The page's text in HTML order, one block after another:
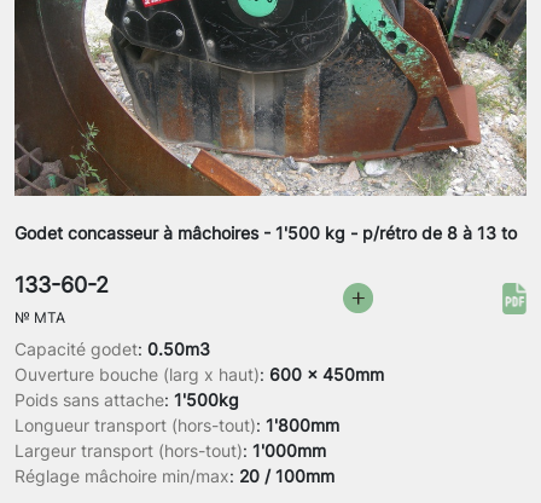
Godet concasseur à mâchoires - 1'500 kg - p/rétro de 8 à 13 to
Capacité godet: 0.50m3
Ouverture bouche (larg x haut): 600 x 450mm
Poids sans attache: 1'500kg
Longueur transport (hors-tout): 1'800mm
Largeur transport (hors-tout): 1'000mm
Réglage mâchoire min/max: 20 / 100mm
133-60-2
№ MTA